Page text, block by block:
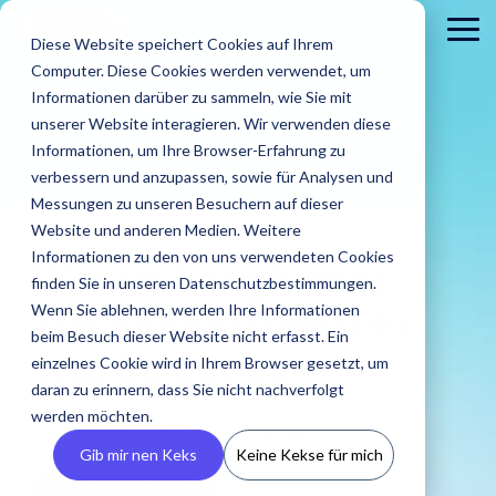
Diese Website speichert Cookies auf Ihrem
Computer. Diese Cookies werden verwendet, um
Informationen darüber zu sammeln, wie Sie mit
unserer Website interagieren. Wir verwenden diese
Informationen, um Ihre Browser-Erfahrung zu
verbessern und anzupassen, sowie für Analysen und
Messungen zu unseren Besuchern auf dieser
Website und anderen Medien. Weitere
Informationen zu den von uns verwendeten Cookies
finden Sie in unseren Datenschutzbestimmungen.
Wenn Sie ablehnen, werden Ihre Informationen
beim Besuch dieser Website nicht erfasst. Ein
einzelnes Cookie wird in Ihrem Browser gesetzt, um
daran zu erinnern, dass Sie nicht nachverfolgt
werden möchten.
Gib mir nen Keks Keine Kekse für mich
Skip
the
main
content.
Finde Creator
Finde starke
Influencer und
Creator weltweit
mit der KI-
gestützten
Analysiere
Zielgruppen
Vermeide Fake
Following und lerne
schon vor Beginn
einer Kooperation
Agenturen
Finde heraus
wie IROIN®
Agenturen bei
der
Umsetzung
von Influencer
Kampagnen
Brands
Finde
heraus wie
IROIN®
Marken bei
Umsetzung
ihrer
Blog
In unserem Blog
aktuelle Artikel
und spannende
Beiträge rund
um Influencer
IROINs®
Rising Stars
Zehn Creator,
die uns diesen
auf Instagram,
TikTok, Twitch &
YouTube
erfolgreiches
Das sind wir
Einblick in unser
Unternehmen wir
stellen uns vor.
Karriere
Traumkarrieren
Entdecke deine
Zukunft.
2 MIN. LESEZEIT
Warum Langfristige
Zusammenarbeit ein
Win für alle ist
Nicole:01.02.2024, 07:00:00
Influencer Marketing